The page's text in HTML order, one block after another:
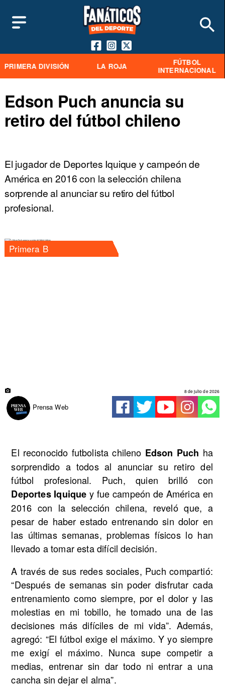
PRIMERA DIVISIÓN LA ROJA
FÚTBOL
INTERNACIONAL
Edson Puch anuncia su
retiro del fútbol chileno
El jugador de Deportes Iquique y campeón de
América en 2016 con la selección chilena
sorprende al anunciar su retiro del fútbol
profesional.
Primera B
Prensa Web
8 de julio de 2026
El reconocido futbolista chileno Edson Puch ha
sorprendido a todos al anunciar su retiro del
fútbol profesional. Puch, quien brilló con
Deportes Iquique y fue campeón de América en
2016 con la selección chilena, reveló que, a
pesar de haber estado entrenando sin dolor en
las últimas semanas, problemas físicos lo han
llevado a tomar esta difícil decisión.
A través de sus redes sociales, Puch compartió:
“Después de semanas sin poder disfrutar cada
entrenamiento como siempre, por el dolor y las
molestias en mi tobillo, he tomado una de las
decisiones más difíciles de mi vida”. Además,
agregó: “El fútbol exige el máximo. Y yo siempre
me exigí el máximo. Nunca supe competir a
medias, entrenar sin dar todo ni entrar a una
cancha sin dejar el alma”.